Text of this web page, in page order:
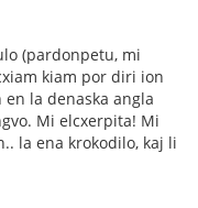
(pardonpetu, mi
kiam por diri ion
la denaska angla
Mi elcxerpita! Mi
la ena krokodilo, kaj li